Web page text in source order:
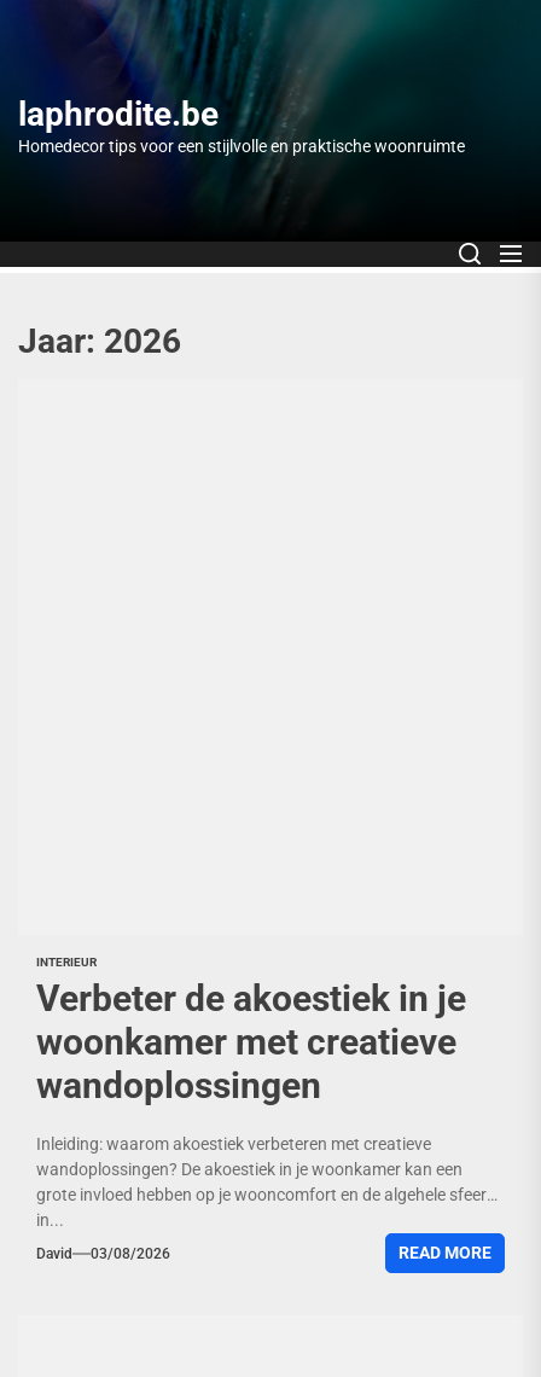
content
laphrodite.be
Homedecor tips voor een stijlvolle en praktische woonruimte
Jaar: 2026
INTERIEUR
Verbeter de akoestiek in je
woonkamer met creatieve
wandoplossingen
Inleiding: waarom akoestiek verbeteren met creatieve
wandoplossingen? De akoestiek in je woonkamer kan een
grote invloed hebben op je wooncomfort en de algehele sfeer
in...
David 03/08/2026 READ MORE